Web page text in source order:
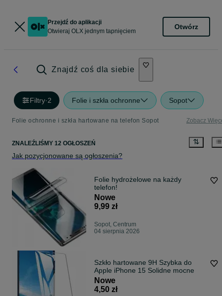
Przejdź do aplikacji
Otwieraj OLX jednym tapnięciem
Otwórz
Znajdź coś dla siebie
Filtry·2 Folie i szkła ochronne Sopot
Folie ochronne i szkła hartowane na telefon Sopot Zobacz
ZNALEŹLIŚMY 12 OGŁOSZEŃ
Jak pozycjonowane są ogłoszenia?
Folie hydrożelowe na każdy
telefon!
Nowe
9,99 zł
Sopot, Centrum
04 sierpnia 2026
Szkło hartowane 9H Szybka do
Apple iPhone 15 Solidne mocne
Nowe
4,50 zł